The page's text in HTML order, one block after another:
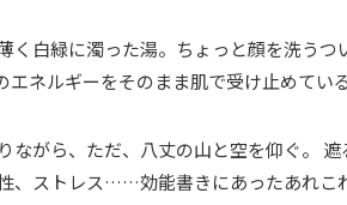
く白緑に濁った湯。ちょっと顔を洗う
ネルギーをそのまま肌で受け止めてい
ながら、ただ、八丈の山と空を仰ぐ。
、ストレス……効能書きにあったあれこ